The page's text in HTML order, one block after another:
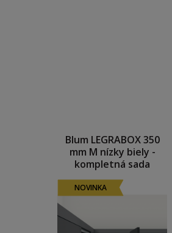
Blum LEGRABOX 350
mm M nízky biely -
kompletná sada
NOVINKA